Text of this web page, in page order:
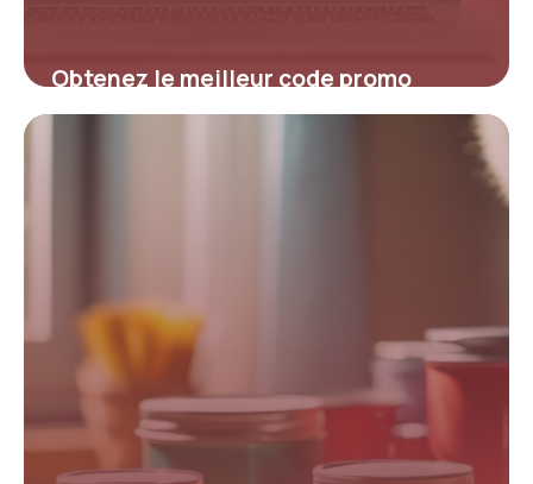
Obtenez le meilleur code promo
Sunday pour économiser sur vos